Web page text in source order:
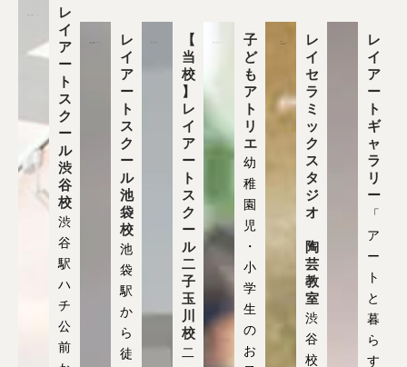
レ
イ
ア
ー
ト
ス
ク
ー
ル
渋
谷
校
渋
谷
駅
ハ
チ
公
前
レ
イ
ア
ー
ト
ス
ク
ー
ル
池
袋
校
池
袋
駅
か
ら
徒
【
当
校
】
レ
イ
ア
ー
ト
ス
ク
ー
ル
二
子
玉
川
校
二
子
ど
も
ア
ト
リ
エ
幼
稚
園
児
・
小
学
生
の
お
レ
イ
セ
ラ
ミ
ッ
ク
ス
タ
ジ
オ
陶
芸
教
室
渋
谷
校
レ
イ
ア
ー
ト
ギ
ャ
ラ
リ
ー
「
ア
ー
ト
と
暮
ら
す